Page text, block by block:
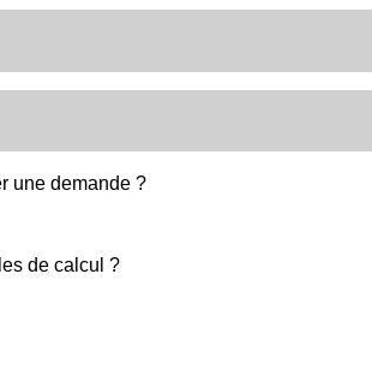
une demande ?
de calcul ?